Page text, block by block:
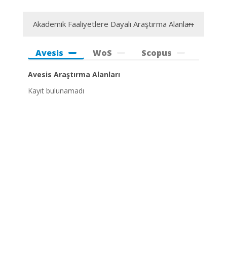
Akademik Faaliyetlere Dayalı Araştırma Alanları
Avesis WoS Scopus
Avesis Araştırma Alanları
Kayıt bulunamadı